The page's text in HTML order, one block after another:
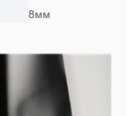
8мм